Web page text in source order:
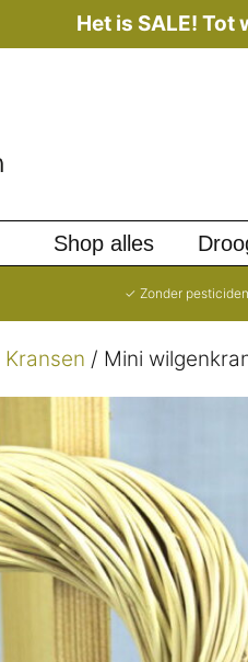
Het is SALE!
Shop alles
✓ Zonder
Kransen / Mini